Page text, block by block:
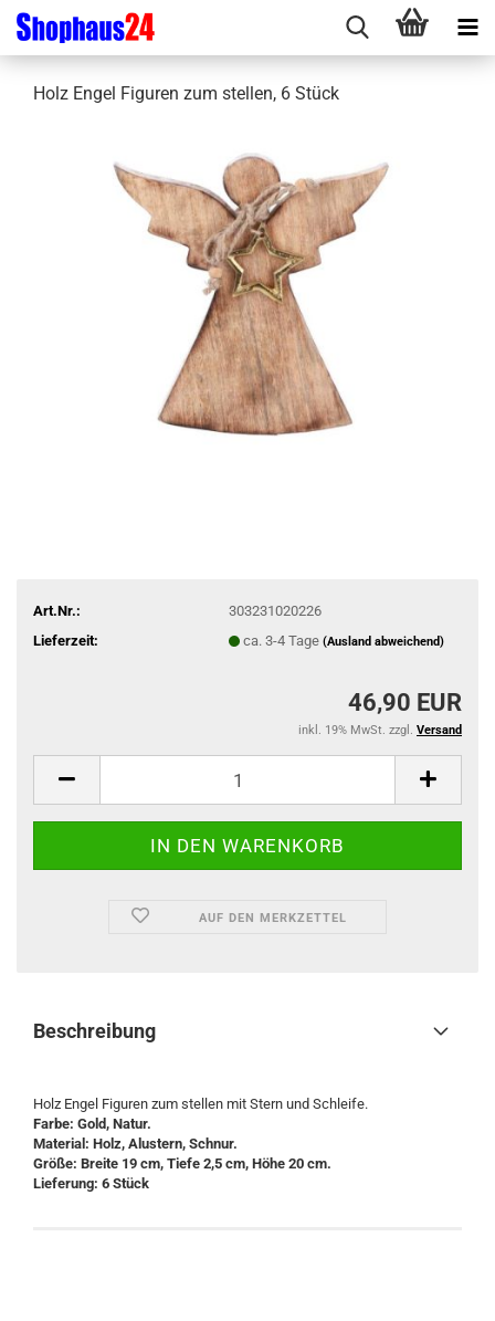
Holz Engel Figuren zum stellen, 6 Stück
Art.Nr.:
303231020226
Lieferzeit:
ca. 3-4 Tage (Ausland abweichend)
46,90 EUR
inkl. 19% MwSt. zzgl. Versand
AUF DEN MERKZETTEL
Beschreibung
Holz Engel Figuren zum stellen mit Stern und Schleife.
Farbe: Gold, Natur.
Material: Holz, Alustern, Schnur.
Größe: Breite 19 cm, Tiefe 2,5 cm, Höhe 20 cm.
Lieferung: 6 Stück